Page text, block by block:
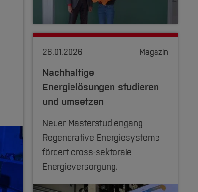
26.01.2026 Magazin
Nachhaltige
Energielösungen studieren
und umsetzen
Neuer Masterstudiengang
Regenerative Energiesysteme
fördert cross-sektorale
Energieversorgung.